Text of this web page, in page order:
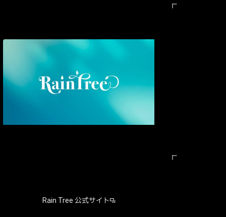
Rain Tree 公式サイト